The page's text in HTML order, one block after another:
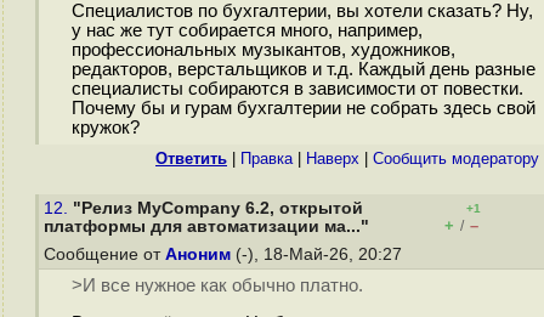
Специалистов по бухгалтерии, вы хотели сказать? Ну,
у нас же тут собирается много, например,
профессиональных музыкантов, художников,
редакторов, верстальщиков и т.д. Каждый день разные
специалисты собираются в зависимости от повестки.
Почему бы и гурам бухгалтерии не собрать здесь свой
кружок?
Ответить Правка| Наверх Cообщить модератору
12. "Релиз MyCompany 6.2, открытой
платформы для автоматизации ма..."
+1
+ / –
Сообщение от Аноним (-), 18-Май-26, 20:27
>И все нужное как обычно платно.